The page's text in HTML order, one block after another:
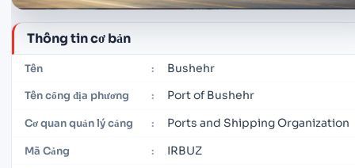
Thông tin cơ bản
Tên : Bushehr
Tên cổng địa phương : Port of Bushehr
Cơ quan quản lý cảng : Ports and Shipping Organization
Mã Cảng : IRBUZ